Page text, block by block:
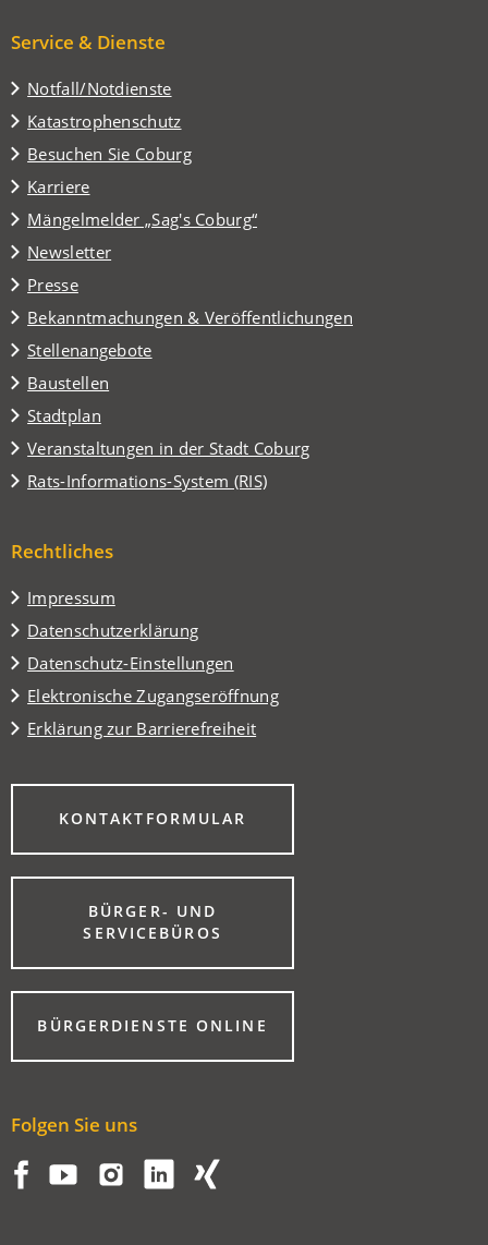
Service & Dienste
Notfall/Notdienste
Katastrophenschutz
Besuchen Sie Coburg
(Öffnet
in
einem
neuen
Tab)
Karriere
Mängelmelder „Sag's Coburg“
(Öffnet
in
einem
neuen
Tab)
Newsletter
Presse
Bekanntmachungen & Veröffentlichungen
Stellenangebote
Baustellen
Stadtplan
(Öffnet
in
einem
neuen
Veranstaltungen in der Stadt Coburg
(Öffnet
in
einem
Tab)
Rats-Informations-System (RIS)
(Öffnet
neuen
Rechtliches
Impressum
Datenschutzerklärung
Datenschutz-Einstellungen
Elektronische Zugangseröffnung
Erklärung zur Barrierefreiheit
KONTAKTFORMULAR
(ÖFFNET
EINEM
NEUEN
BÜRGER- UND
SERVICEBÜROS
(ÖFFNET
EINEM
NEUEN
TAB)BÜRGERDIENSTE ONLINE
(ÖFFNET
TAB)
Folgen Sie uns